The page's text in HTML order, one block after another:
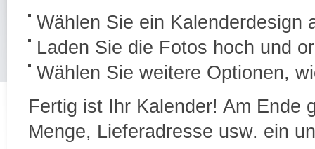
Wählen Sie ein Kalenderdesign
Laden Sie die Fotos hoch und
Wählen Sie weitere Optionen,
Fertig ist Ihr Kalender! Am Ende
Menge, Lieferadresse usw. ein